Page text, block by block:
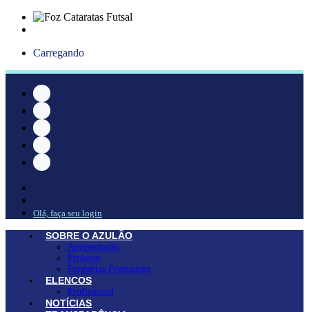
Carregando
Olá, faça seu login
SOBRE O AZULÃO
Apresentação
Projetos
Perguntas Frequentes
ELENCOS
Profissional
NOTÍCIAS